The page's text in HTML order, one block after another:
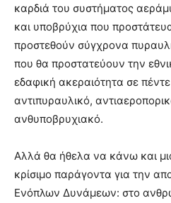
καρδιά του συστήματος
και υποβρύχια που
προστεθούν σύγχρονα
που θα προστατεύουν την
εδαφική ακεραιότητα σε
αντιπυραυλικό,
ανθυποβρυχιακό.
Αλλά θα ήθελα να κάνω και
κρίσιμο παράγοντα για την
Ενόπλων Δυνάμεων: στο